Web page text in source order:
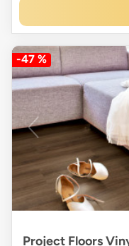
-47 %
Project Floors